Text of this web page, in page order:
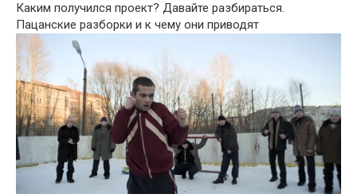
Каким получился проект? Давайте разбираться.
Пацанские разборки и к чему они приводят